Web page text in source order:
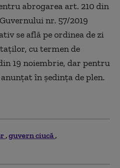
abrogarea art. 210 din
nr. 57/2019
se află pe ordinea de zi
cu termen de
19 noiembrie, dar pentru
în şedinţa de plen.
guvern ciucă